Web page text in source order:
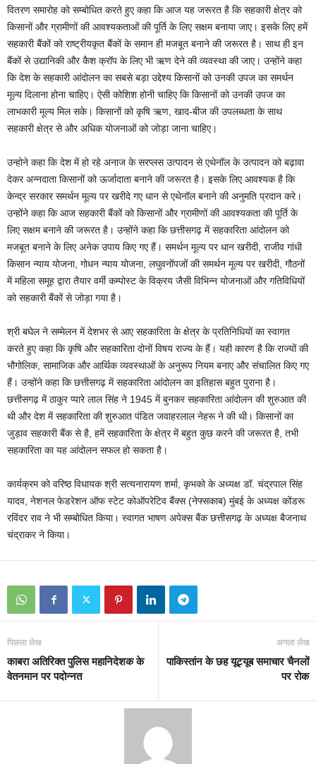
वितरण समारोह को सम्बोधित करते हुए कहा कि आज यह जरूरत है कि सहकारी क्षेत्र को
किसानों और ग्रामीणों की आवश्यकताओं की पूर्ति के लिए सक्षम बनाया जाए। इसके लिए हमें
सहकारी बैंकों को राष्ट्रीयकृत बैंकों के समान ही मजबूत बनाने की जरूरत है। साथ ही इन
बैंकों से उद्यानिकी और कैश क्रॉप के लिए भी ऋण देने की व्यवस्था की जाए। उन्होंने कहा
कि देश के सहकारी आंदोलन का सबसे बड़ा उद्देश्य किसानों को उनकी उपज का समर्थन
मूल्य दिलाना होना चाहिए। ऐसी कोशिश होनी चाहिए कि किसानों को उनकी उपज का
लाभकारी मूल्य मिल सके। किसानों को कृषि ऋण, खाद-बीज की उपलब्धता के साथ
सहकारी क्षेत्र से और अधिक योजनाओं को जोड़ा जाना चाहिए।
उन्होने कहा कि देश में हो रहे अनाज के सरप्लस उत्पादन से एथेनॉल के उत्पादन को बढ़ावा
देकर अन्नदाता किसानों को ऊर्जादाता बनाने की जरूरत है। इसके लिए आवश्यक है कि
केन्द्र सरकार समर्थन मूल्य पर खरीदे गए धान से एथेनॉल बनाने की अनुमति प्रदान करे।
उन्होंने कहा कि आज सहकारी बैंकों को किसानों और ग्रामीणों की आवश्यकता की पूर्ति के
लिए सक्षम बनाने की जरूरत है। उन्होंने कहा कि छत्तीसगढ़ में सहकारिता आंदोलन को
मजबूत बनाने के लिए अनेक उपाय किए गए हैं। समर्थन मूल्य पर धान खरीदी, राजीव गांधी
किसान न्याय योजना, गोधन न्याय योजना, लघुवनोंपजों की समर्थन मूल्य पर खरीदी, गौठनों
में महिला समूह द्वारा तैयार वर्मी कम्पोस्ट के विक्रय जैसी विभिन्न योजनाओं और गतिविधियों
को सहकारी बैंकों से जोड़ा गया है।
श्री बघेल ने सम्मेलन में देशभर से आए सहकारिता के क्षेत्र के प्रतिनिधियों का स्वागत
करते हुए कहा कि कृषि और सहकारिता दोनों विषय राज्य के हैं। यही कारण है कि राज्यों की
भौगोलिक, सामाजिक और आर्थिक व्यवस्थाओं के अनुरूप नियम बनाए और संचालित किए गए
हैं। उन्होंने कहा कि छत्तीसगढ़ में सहकारिता आंदोलन का इतिहास बहुत पुराना है।
छत्तीसगढ़ में ठाकुर प्यारे लाल सिंह ने 1945 में बुनकर सहकारिता आंदोलन की शुरुआत की
थी और देश में सहकारिता की शुरुआत पंडित जवाहरलाल नेहरू ने की थी। किसानों का
जुड़ाव सहकारी बैंक से है, हमें सहकारिता के क्षेत्र में बहुत कुछ करने की जरूरत है, तभी
सहकारिता का यह आंदोलन सफल हो सकता है।
कार्यक्रम को वरिष्ठ विधायक श्री सत्यनारायण शर्मा, कृभको के अध्यक्ष डॉ. चंद्रपाल सिंह
यादव, नेशनल फेडरेशन ऑफ स्टेट कोऑपरेटिव बैंक्स (नेफ्सकाब) मुंबई के अध्यक्ष कोंडरू
रविंदर राव ने भी सम्बोधित किया। स्वागत भाषण अपेक्स बैंक छत्तीसगढ़ के अध्यक्ष बैजनाथ
चंद्राकर ने किया।
पिछला लेख
काबरा अतिरिक्त पुलिस महानिदेशक के
वेतनमान पर पदोन्नत
अगला लेख
पाकिस्तांन के छह यूट्यूब समाचार चैनलों
पर रोक